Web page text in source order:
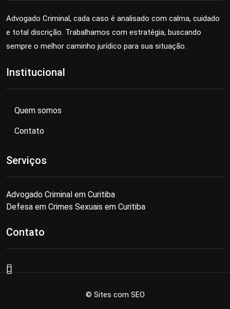
Advogado Criminal, cada caso é analisado com calma, cuidado
e total discrição. Trabalhamos com estratégia, buscando
sempre o melhor caminho jurídico para sua situação.
Institucional
Quem somos
Contato
Serviços
Advogado Criminal em Curitiba
Defesa em Crimes Sexuais em Curitiba
Contato
© Sites com SEO